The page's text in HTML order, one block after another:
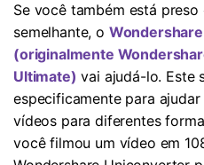
Se você também está preso
semelhante, o
(originalmente
Ultimate) vai ajudá-lo. Este
especificamente para
vídeos para diferentes
você filmou um vídeo em